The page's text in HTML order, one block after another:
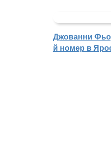
Джованни
й номер в